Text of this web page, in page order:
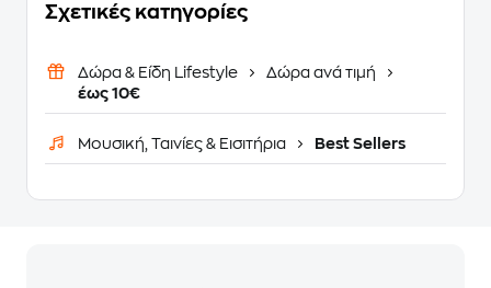
Σχετικές κατηγορίες
Δώρα & Είδη Lifestyle
Δώρα ανά τιμή
έως 10€
Μουσική, Ταινίες & Εισιτήρια Best Sellers